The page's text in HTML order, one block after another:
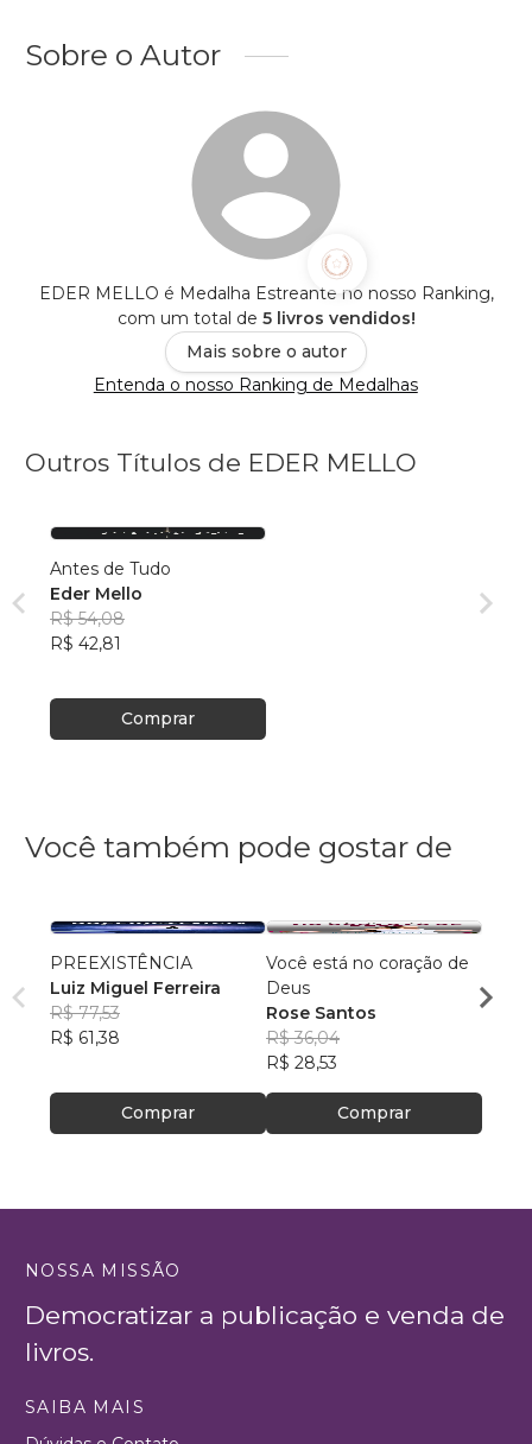
Sobre o Autor
EDER MELLO é Medalha Estreante no nosso Ranking,
com um total de 5 livros vendidos!
Mais sobre o autor
Entenda o nosso Ranking de Medalhas
Outros Títulos de EDER MELLO
Antes de Tudo
Eder Mello
R$ 54,08
R$ 42,81
Comprar
Você também pode gostar de
PREEXISTÊNCIA
Luiz Miguel Ferreira
R$ 77,53
R$ 61,38
Comprar
Você está no coração de
Deus
Rose Santos
R$ 36,04
R$ 28,53
Comprar
R$
NOSSA MISSÃO
Democratizar a publicação e venda de
livros.
SAIBA MAIS